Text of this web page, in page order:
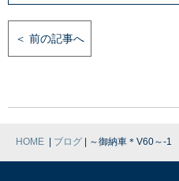
＜ 前の記事へ
HOME | ブログ | ～御納車＊V60～-1